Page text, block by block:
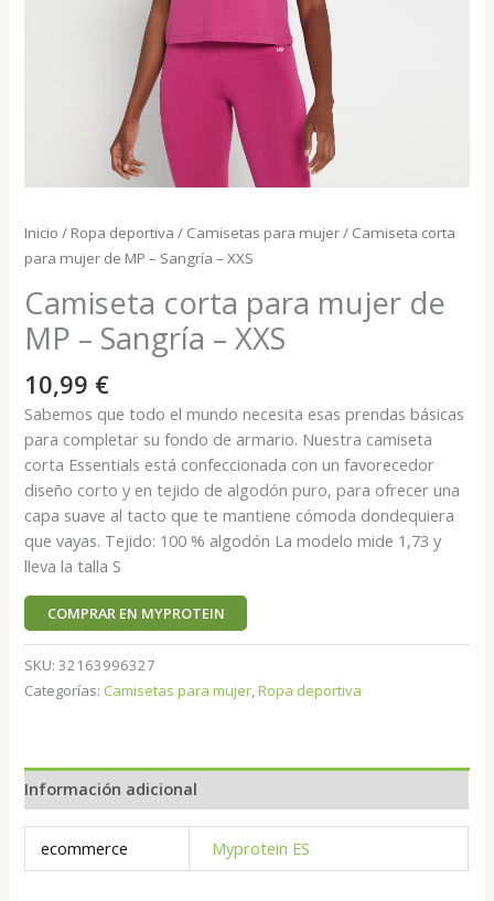
Inicio / Ropa deportiva / Camisetas para mujer/ Camiseta corta
para mujer de MP – Sangría – XXS
Camiseta corta para mujer de
MP – Sangría – XXS
10,99 €
Sabemos que todo el mundo necesita esas prendas básicas
para completar su fondo de armario. Nuestra camiseta
corta Essentials está confeccionada con un favorecedor
diseño corto y en tejido de algodón puro, para ofrecer una
capa suave al tacto que te mantiene cómoda dondequiera
que vayas. Tejido: 100 % algodón La modelo mide 1,73 y
lleva la talla S
COMPRAR EN MYPROTEIN
SKU:32163996327
Categorías: Camisetas para mujer,Ropa deportiva
Información adicional
ecommerce Myprotein ES